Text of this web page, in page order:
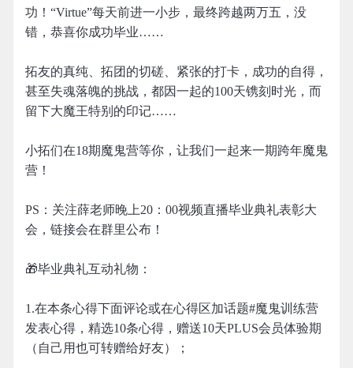
功！“Virtue”每天前进一小步，最终跨越两万五，没
错，恭喜你成功毕业……
拓友的真纯、拓团的切磋、紧张的打卡，成功的自得，
甚至失魂落魄的挑战，都因一起的100天镌刻时光，而
留下大魔王特别的印记……
小拓们在18期魔鬼营等你，让我们一起来一期跨年魔鬼
营！
PS：关注薛老师晚上20：00视频直播毕业典礼表彰大
会，链接会在群里公布！
🎁毕业典礼互动礼物：
1.在本条心得下面评论或在心得区加话题#魔鬼训练营
发表心得，精选10条心得，赠送10天PLUS会员体验期
（自己用也可转赠给好友）；